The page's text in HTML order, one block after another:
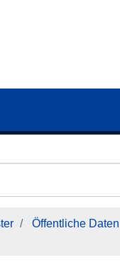
Öffentliche Daten